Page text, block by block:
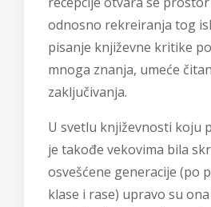
odnosno rekreiranja tog
pisanje književne kritike
mnoga znanja, umeće
zaključivanja.
U svetlu književnosti koju
je takođe vekovima bila
osvešćene generacije (po
klase i rase) upravo su